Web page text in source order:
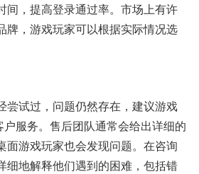
间，提高登录通过率。市场上有许
牌，游戏玩家可以根据实际情况选
尝试过，问题仍然存在，建议游戏
服务。售后团队通常会给出详细的
面游戏玩家也会发现问题。在咨询
细地解释他们遇到的困难，包括错